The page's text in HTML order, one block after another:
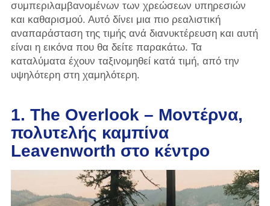
συμπεριλαμβανομένων των χρεώσεων υπηρεσιών
και καθαρισμού. Αυτό δίνει μια πιο ρεαλιστική
αναπαράσταση της τιμής ανά διανυκτέρευση και αυτή
είναι η εικόνα που θα δείτε παρακάτω. Τα
καταλύματα έχουν ταξινομηθεί κατά τιμή, από την
υψηλότερη στη χαμηλότερη.
1. The Overlook – Μοντέρνα,
πολυτελής καμπίνα
Leavenworth στο κέντρο